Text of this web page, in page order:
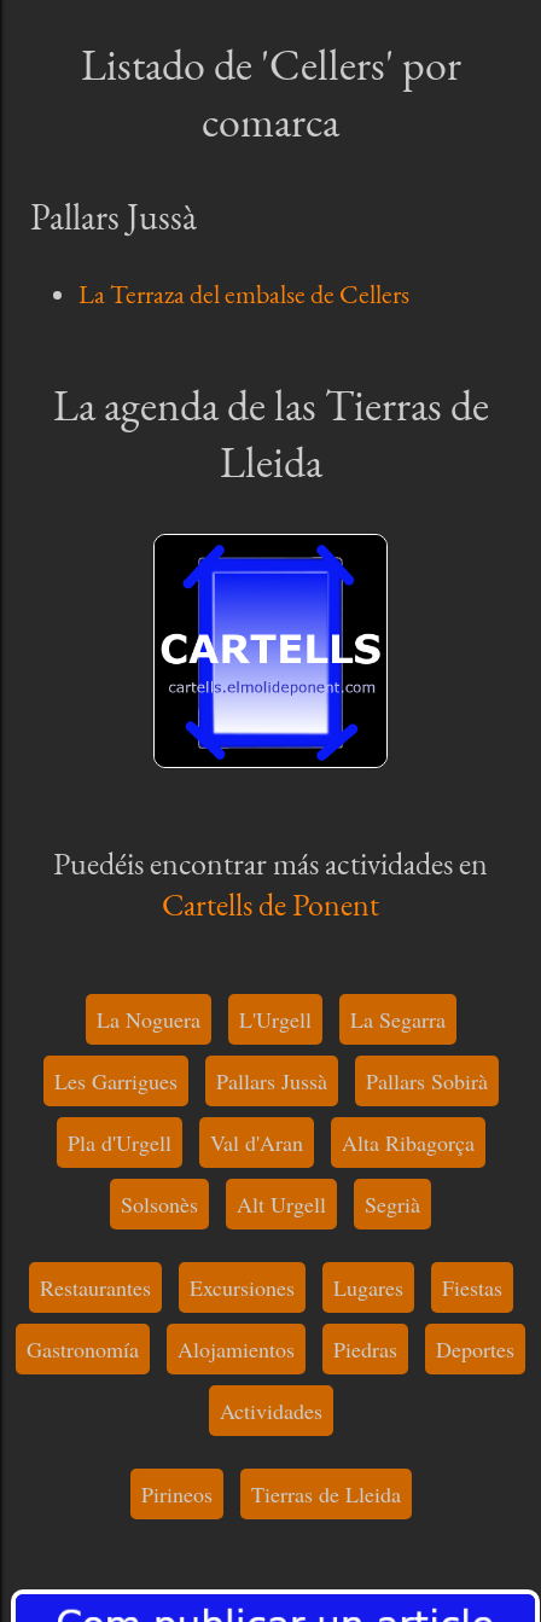
Listado de 'Cellers' por
comarca
Pallars Jussà
La Terraza del embalse de Cellers
La agenda de las Tierras de
Lleida
Puedéis encontrar más actividades en
Cartells de Ponent
La Noguera L'Urgell La Segarra
Les Garrigues Pallars Jussà Pallars Sobirà
Pla d'Urgell Val d'Aran Alta Ribagorça
Solsonès Alt Urgell Segrià
Restaurantes Excursiones Lugares Fiestas
Gastronomía Alojamientos Piedras Deportes
Actividades
Pirineos Tierras de Lleida